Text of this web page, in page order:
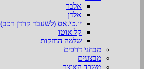
אלבר
אלדן
יו.טי.אס (לשעבר קרדן רכב)
קל אוטו
שלמה החזקות
מבחני דרכים
מבצעים
משרד האוצר